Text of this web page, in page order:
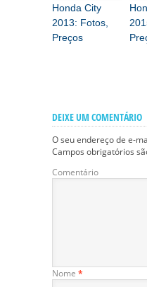
Honda City
2013: Fotos,
Preços
DEIXE UM COMENTÁRIO
O seu endereço de e-
Campos obrigatórios
Comentário
Nome *